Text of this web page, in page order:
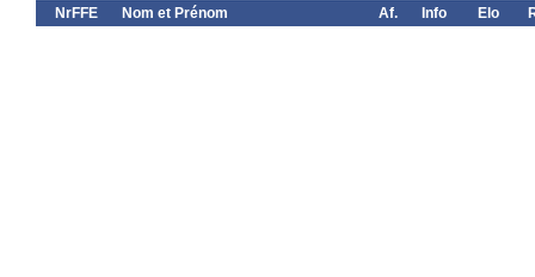
NrFFE Nom et Prénom Af. Info Elo